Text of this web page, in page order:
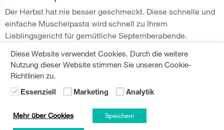
Der Herbst hat nie besser geschmeckt. Diese schnelle und
einfache Muschelpasta wird schnell zu Ihrem
Lieblingsgericht für gemütliche Septemberabende.
ZITRONE, DINNER,PASTA WEITERLESEN
Diese Website verwendet Cookies. Durch die weitere
Nutzung dieser Website stimmen Sie unseren Cookie-
Richtlinien zu.
Essenziell Marketing Analytik
Mehr über Cookies Speichern